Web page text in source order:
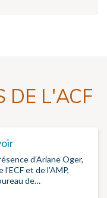
DE L'ACF
d’Ariane Oger,
et de l’AMP,
de…